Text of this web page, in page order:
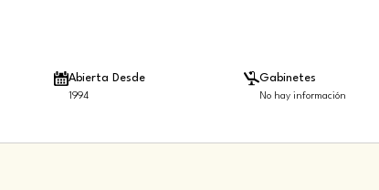
Abierta Desde
1994
Gabinetes
No hay información